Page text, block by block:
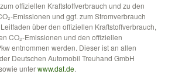
offiziellen Kraftstoffverbrauch und zu den
Emissionen und ggf. zum Stromverbrauch
über den offiziellen Kraftstoffverbrauch,
CO₂-Emissionen und den offiziellen
entnommen werden. Dieser ist an allen
Deutschen Automobil Treuhand GmbH
unterwww.dat.de.